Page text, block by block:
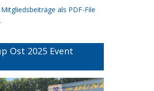
Mitgliedsbeiträge als PDF-File
Ost 2025 Event